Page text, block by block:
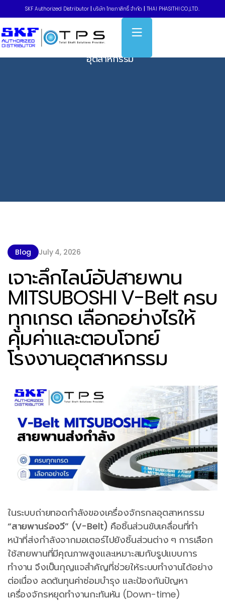
SKF Authorized Distributor บริษัท ไทยภาสิทธิ์ จำกัด THAI PHASITHI CO.,LTD..
Home » Blog »
เจาะลึกไลน์อัปสายพาน MITSUBOSHI V-Belt ครบทุก
เกรด เลือกอย่างไรให้คุ้มค่าและตอบโจทย์โรงงาน
อุตสาหกรรม
Blog July 4, 2026
เจาะลึกไลน์อัปสายพาน
MITSUBOSHI V-Belt ครบ
ทุกเกรด เลือกอย่างไรให้
คุ้มค่าและตอบโจทย์
โรงงานอุตสาหกรรม
ในระบบถ่ายทอดกำลังของเครื่องจักรกลอุตสาหกรรม
“สายพานร่องวี” (V-Belt) คือชิ้นส่วนขับเคลื่อนที่ทำ
หน้าที่ส่งกำลังจากมอเตอร์ไปยังชิ้นส่วนต่าง ๆ การเลือก
ใช้สายพานที่มีคุณภาพสูงและเหมาะสมกับรูปแบบการ
ทำงาน จึงเป็นกุญแจสำคัญที่ช่วยให้ระบบทำงานได้อย่าง
ต่อเนื่อง ลดต้นทุนค่าซ่อมบำรุง และป้องกันปัญหา
เครื่องจักรหยุดทำงานกะทันหัน (Down-time)